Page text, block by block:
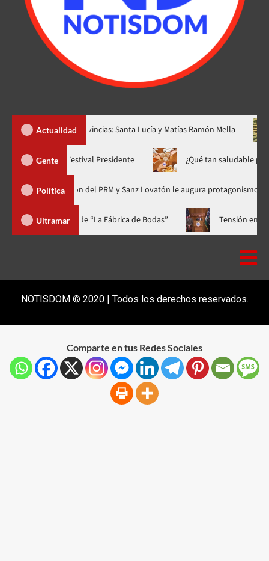
Actualidad
nuevas provincias: Santa Lucía y Matías Ramón Mella
Gente
Yiyo Sarante se suma al Festival Presidente ¿Qué tan
Política
del PRM y Sanz Lovatón le augura protagonismo político
Ultramar
casa llena y el estreno mundial de “La Fábrica de Bodas”
NOTISDOM © 2020 | Todos los derechos reservados.
Comparte en tus Redes Sociales